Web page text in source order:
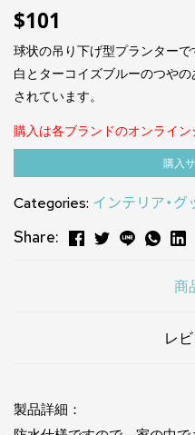
$101
球状の吊り下げ型プランターで
白とターコイズブルーのつや
されています。
購入は各ブランドのオンライ
購⼊
Categories: インテリア・グ
Share:
商
レ
製品詳細：